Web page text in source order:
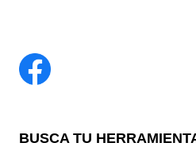
BUSCA TU